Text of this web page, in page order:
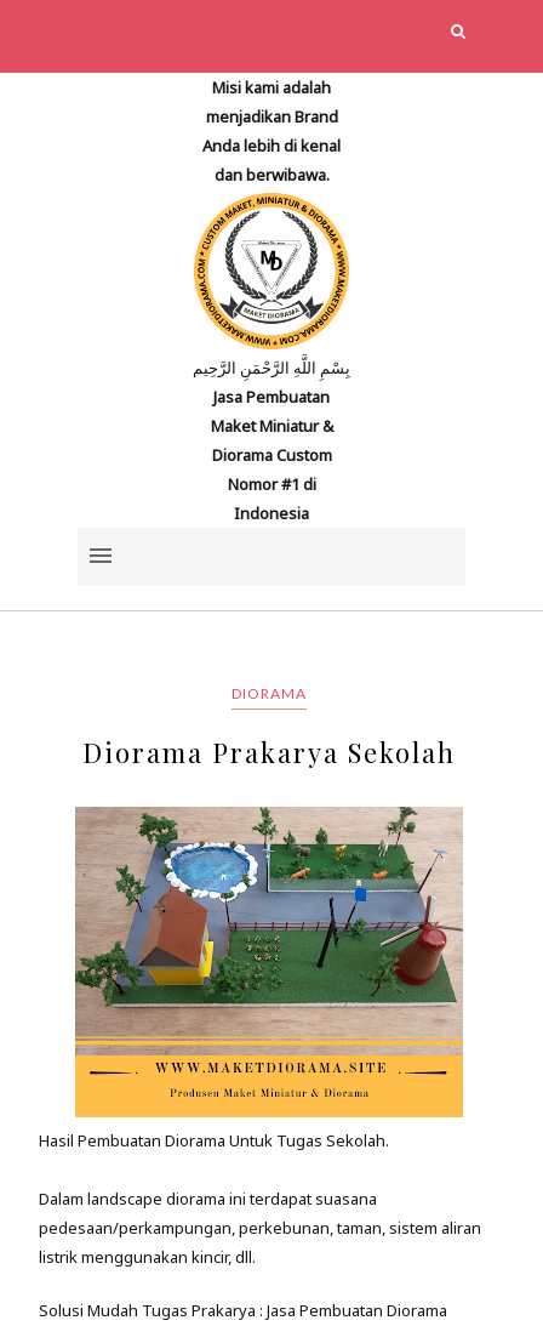
Misi kami adalah
menjadikan Brand
Anda lebih di kenal
dan berwibawa.
بِسْمِ اللَّهِ الرَّحْمَنِ الرَّحِيم
Jasa Pembuatan
Maket Miniatur &
Diorama Custom
Nomor #1 di
Indonesia
DIORAMA
Diorama Prakarya Sekolah
Hasil Pembuatan Diorama Untuk Tugas Sekolah.
Dalam landscape diorama ini terdapat suasana
pedesaan/perkampungan, perkebunan, taman, sistem aliran
listrik menggunakan kincir, dll.
Solusi Mudah Tugas Prakarya : Jasa Pembuatan Diorama